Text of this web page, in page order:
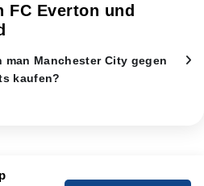
FC Everton und
man Manchester City gegen
kaufen?